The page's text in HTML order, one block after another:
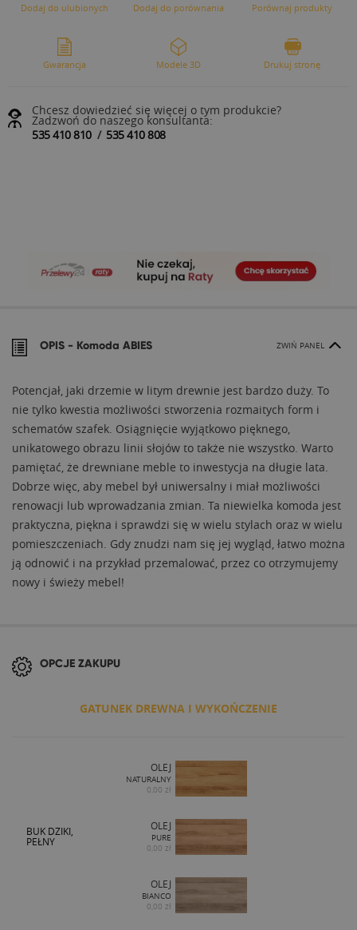
Dodaj do ulubionych Dodaj do porównania Porównaj produkty
Gwarancja Modele 3D Drukuj stronę
Chcesz dowiedzieć się więcej o tym produkcie?
Zadzwoń do naszego konsultanta:
535 410 810/ 535 410 808
OPIS - Komoda ABIES ZWIŃ PANEL
Potencjał, jaki drzemie w litym drewnie jest bardzo duży. To
nie tylko kwestia możliwości stworzenia rozmaitych form i
schematów szafek. Osiągnięcie wyjątkowo pięknego,
unikatowego obrazu linii słojów to także nie wszystko. Warto
pamiętać, że drewniane meble to inwestycja na długie lata.
Dobrze więc, aby mebel był uniwersalny i miał możliwości
renowacji lub wprowadzania zmian. Ta niewielka komoda jest
praktyczna, piękna i sprawdzi się w wielu stylach oraz w wielu
pomieszczeniach. Gdy znudzi nam się jej wygląd, łatwo można
ją odnowić i na przykład przemalować, przez co otrzymujemy
nowy i świeży mebel!
OPCJE ZAKUPU
GATUNEK DREWNA I WYKOŃCZENIE
BUK DZIKI,
PEŁNY
OLEJ
NATURALNY
0,00 zł
OLEJ
PURE
0,00 zł
OLEJ
BIANCO
0,00 zł